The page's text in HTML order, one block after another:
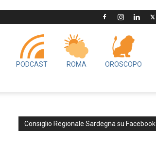
PODCAST ROMA OROSCOPO
Consiglio Regionale Sardegna su Facebook